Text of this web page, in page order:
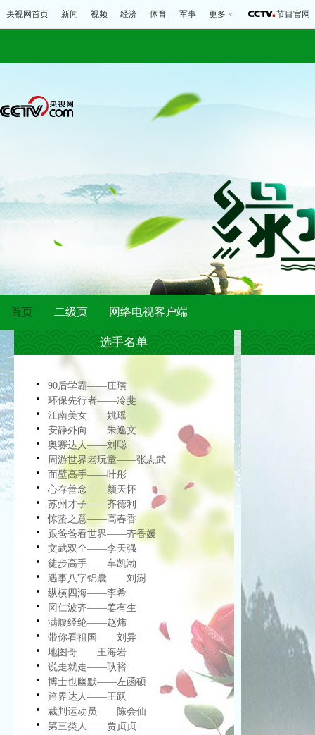
央视网首页 新闻 视频 经济 体育 军事 更多 节目官网
首页 二级页 网络电视客户端
选手名单
90后学霸——庄璜
环保先行者——冷斐
江南美女——姚瑶
安静外向——朱逸文
奥赛达人——刘聪
周游世界老玩童——张志武
面壁高手——叶彤
心存善念——颜天怀
苏州才子——齐德利
惊蛰之意——高春香
跟爸爸看世界——齐香媛
文武双全——李天强
徒步高手——车凯渤
遇事八字锦囊——刘澍
纵横四海——李希
冈仁波齐——姜有生
满腹经纶——赵炜
带你看祖国——刘异
地图哥——王海岩
说走就走——耿裕
博士也幽默——左函硕
跨界达人——王跃
裁判运动员——陈会仙
第三类人——贾贞贞